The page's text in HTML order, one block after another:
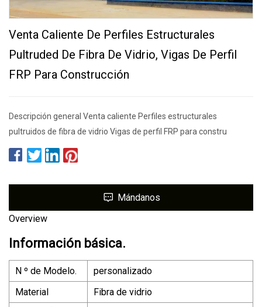
Venta Caliente De Perfiles Estructurales
Pultruded De Fibra De Vidrio, Vigas De Perfil
FRP Para Construcción
Descripción general Venta caliente Perfiles estructurales
pultruidos de fibra de vidrio Vigas de perfil FRP para constru
Mándanos
Overview
Información básica.
N º de Modelo.
personalizado
Material
Fibra de vidrio